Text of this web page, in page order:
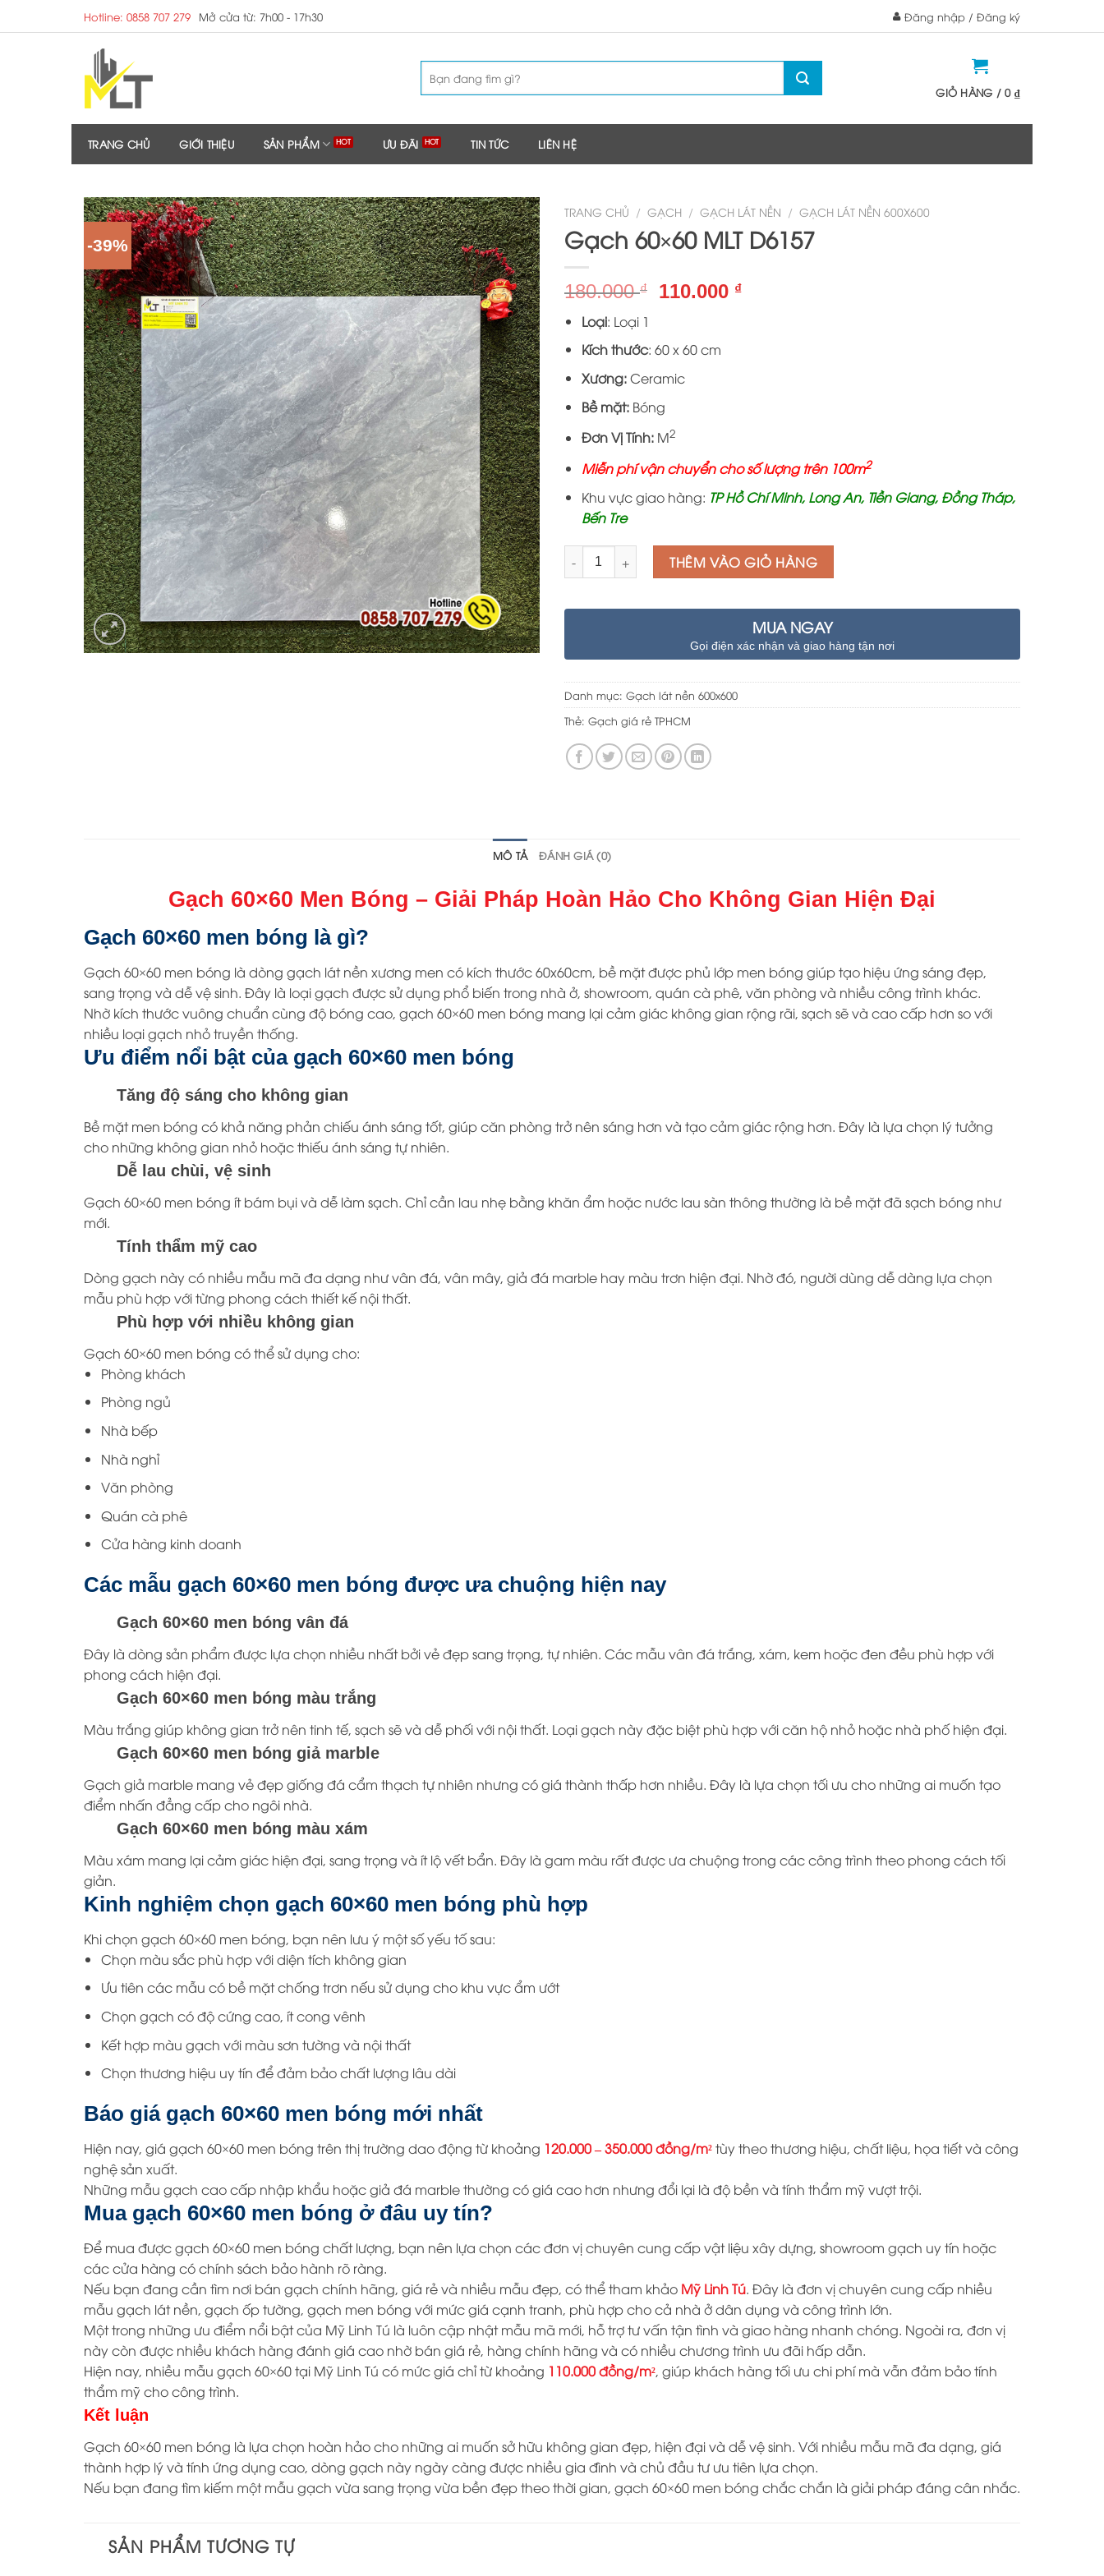
to
Hotline: 0858 707 279 Mở cửa từ: 7h00 - 17h30 Đăng nhập / Đăng ký
kiếm:
GIỎ HÀNG /0 ₫
TRANG CHỦ GIỚI THIỆU SẢN PHẨM ƯU ĐÃI TIN TỨC LIÊN HỆ
-39%
TRANG CHỦ / GẠCH / GẠCH LÁT NỀN / GẠCH LÁT NỀN 600X600
Gạch 60×60 MLT D6157
180.000₫
Giá
180.000 ₫.
110.000 ₫Giá
Loại: Loại 1
Kích thước: 60 x 60 cm
Xương:Ceramic
Bề mặt:Bóng
Đơn Vị Tính: M2
Miễn phí vận chuyển cho số lượng trên 100m2
Khu vực giao hàng: TP Hồ Chí Minh, Long An, Tiền Giang, Đồng Tháp,
Bến Tre
Số lượng THÊM VÀO GIỎ HÀNG
MUA NGAY
Gọi điện xác nhận và giao hàng tận nơi
Danh mục: Gạch lát nền 600x600
Thẻ: Gạch giá rẻ TPHCM
MÔ TẢ ĐÁNH GIÁ (0)
Gạch 60×60 Men Bóng – Giải Pháp Hoàn Hảo Cho Không Gian Hiện Đại
Gạch 60×60 men bóng là gì?
Gạch 60×60 men bóng là dòng gạch lát nền xương men có kích thước 60x60cm, bề mặt được phủ lớp men bóng giúp tạo hiệu ứng sáng đẹp,
sang trọng và dễ vệ sinh. Đây là loại gạch được sử dụng phổ biến trong nhà ở, showroom, quán cà phê, văn phòng và nhiều công trình khác.
Nhờ kích thước vuông chuẩn cùng độ bóng cao, gạch 60×60 men bóng mang lại cảm giác không gian rộng rãi, sạch sẽ và cao cấp hơn so với
nhiều loại gạch nhỏ truyền thống.
Ưu điểm nổi bật của gạch 60×60 men bóng
Tăng độ sáng cho không gian
Bề mặt men bóng có khả năng phản chiếu ánh sáng tốt, giúp căn phòng trở nên sáng hơn và tạo cảm giác rộng hơn. Đây là lựa chọn lý tưởng
cho những không gian nhỏ hoặc thiếu ánh sáng tự nhiên.
Dễ lau chùi, vệ sinh
Gạch 60×60 men bóng ít bám bụi và dễ làm sạch. Chỉ cần lau nhẹ bằng khăn ẩm hoặc nước lau sàn thông thường là bề mặt đã sạch bóng như
mới.
Tính thẩm mỹ cao
Dòng gạch này có nhiều mẫu mã đa dạng như vân đá, vân mây, giả đá marble hay màu trơn hiện đại. Nhờ đó, người dùng dễ dàng lựa chọn
mẫu phù hợp với từng phong cách thiết kế nội thất.
Phù hợp với nhiều không gian
Gạch 60×60 men bóng có thể sử dụng cho:
Phòng khách
Phòng ngủ
Nhà bếp
Nhà nghỉ
Văn phòng
Quán cà phê
Cửa hàng kinh doanh
Các mẫu gạch 60×60 men bóng được ưa chuộng hiện nay
Gạch 60×60 men bóng vân đá
Đây là dòng sản phẩm được lựa chọn nhiều nhất bởi vẻ đẹp sang trọng, tự nhiên. Các mẫu vân đá trắng, xám, kem hoặc đen đều phù hợp với
phong cách hiện đại.
Gạch 60×60 men bóng màu trắng
Màu trắng giúp không gian trở nên tinh tế, sạch sẽ và dễ phối với nội thất. Loại gạch này đặc biệt phù hợp với căn hộ nhỏ hoặc nhà phố hiện đại.
Gạch 60×60 men bóng giả marble
Gạch giả marble mang vẻ đẹp giống đá cẩm thạch tự nhiên nhưng có giá thành thấp hơn nhiều. Đây là lựa chọn tối ưu cho những ai muốn tạo
điểm nhấn đẳng cấp cho ngôi nhà.
Gạch 60×60 men bóng màu xám
Màu xám mang lại cảm giác hiện đại, sang trọng và ít lộ vết bẩn. Đây là gam màu rất được ưa chuộng trong các công trình theo phong cách tối
giản.
Kinh nghiệm chọn gạch 60×60 men bóng phù hợp
Khi chọn gạch 60×60 men bóng, bạn nên lưu ý một số yếu tố sau:
Chọn màu sắc phù hợp với diện tích không gian
Ưu tiên các mẫu có bề mặt chống trơn nếu sử dụng cho khu vực ẩm ướt
Chọn gạch có độ cứng cao, ít cong vênh
Kết hợp màu gạch với màu sơn tường và nội thất
Chọn thương hiệu uy tín để đảm bảo chất lượng lâu dài
Báo giá gạch 60×60 men bóng mới nhất
Hiện nay, giá gạch 60×60 men bóng trên thị trường dao động từ khoảng 120.000 – 350.000 đồng/m²tùy theo thương hiệu, chất liệu, họa tiết và công
nghệ sản xuất.
Những mẫu gạch cao cấp nhập khẩu hoặc giả đá marble thường có giá cao hơn nhưng đổi lại là độ bền và tính thẩm mỹ vượt trội.
Mua gạch 60×60 men bóng ở đâu uy tín?
Để mua được gạch 60×60 men bóng chất lượng, bạn nên lựa chọn các đơn vị chuyên cung cấp vật liệu xây dựng, showroom gạch uy tín hoặc
các cửa hàng có chính sách bảo hành rõ ràng.
Nếu bạn đang cần tìm nơi bán gạch chính hãng, giá rẻ và nhiều mẫu đẹp, có thể tham khảo Mỹ Linh Tú. Đây là đơn vị chuyên cung cấp nhiều
mẫu gạch lát nền, gạch ốp tường, gạch men bóng với mức giá cạnh tranh, phù hợp cho cả nhà ở dân dụng và công trình lớn.
Một trong những ưu điểm nổi bật của Mỹ Linh Tú là luôn cập nhật mẫu mã mới, hỗ trợ tư vấn tận tình và giao hàng nhanh chóng. Ngoài ra, đơn vị
này còn được nhiều khách hàng đánh giá cao nhờ bán giá rẻ, hàng chính hãng và có nhiều chương trình ưu đãi hấp dẫn.
Hiện nay, nhiều mẫu gạch 60×60 tại Mỹ Linh Tú có mức giá chỉ từ khoảng 110.000 đồng/m², giúp khách hàng tối ưu chi phí mà vẫn đảm bảo tính
thẩm mỹ cho công trình.
Kết luận
Gạch 60×60 men bóng là lựa chọn hoàn hảo cho những ai muốn sở hữu không gian đẹp, hiện đại và dễ vệ sinh. Với nhiều mẫu mã đa dạng, giá
thành hợp lý và tính ứng dụng cao, dòng gạch này ngày càng được nhiều gia đình và chủ đầu tư ưu tiên lựa chọn.
Nếu bạn đang tìm kiếm một mẫu gạch vừa sang trọng vừa bền đẹp theo thời gian, gạch 60×60 men bóng chắc chắn là giải pháp đáng cân nhắc.
SẢN PHẨM TƯƠNG TỰ